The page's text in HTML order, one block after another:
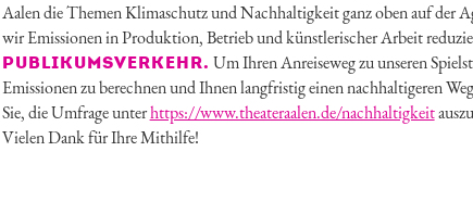
Aalen die Themen Klimaschutz und Nachhaltigkeit ganz oben auf der
wir Emissionen in Produktion, Betrieb und künstlerischer Arbeit
PUBLIKUMSVERKEHR. Um Ihren Anreiseweg zu unseren
Emissionen zu berechnen und Ihnen langfristig einen nachhaltigeren
Sie, die Umfrage unterhttps://www.theateraalen.de/nachhaltigkeit
Vielen Dank für Ihre Mithilfe!